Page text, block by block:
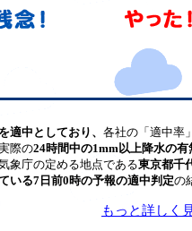
適中としており、 各社の「適中率
際の24時間中の1mm以上降水の有
象庁の定める地点である東京都千
いる7日前0時の予報の適中判定の
もっと詳しく